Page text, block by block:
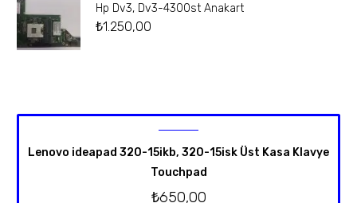
Hp Dv3, Dv3-4300st Anakart
₺1.250,00
Lenovo ideapad 320-15ikb, 320-15isk Üst Kasa Klavye
Touchpad
₺650,00